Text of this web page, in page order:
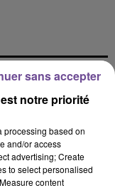
6h08
6h08
notre priorité
processing based on
and/or access
advertising; Create
to select personalised
content
sans accepter